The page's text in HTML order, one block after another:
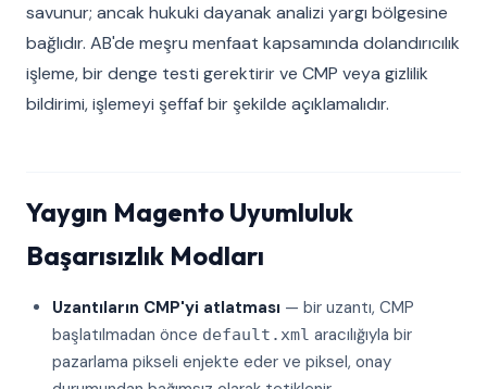
savunur; ancak hukuki dayanak analizi yargı bölgesine
bağlıdır. AB'de meşru menfaat kapsamında dolandırıcılık
işleme, bir denge testi gerektirir ve CMP veya gizlilik
bildirimi, işlemeyi şeffaf bir şekilde açıklamalıdır.
Yaygın Magento Uyumluluk
Başarısızlık Modları
Uzantıların CMP'yi atlatması — bir uzantı, CMP
başlatılmadan önce default.xml aracılığıyla bir
pazarlama pikseli enjekte eder ve piksel, onay